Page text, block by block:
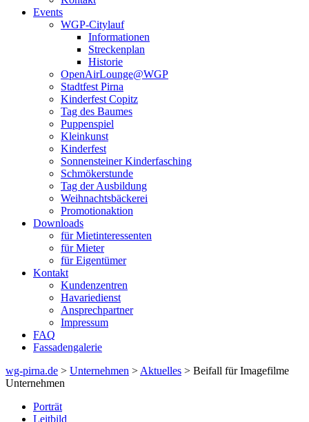
Events
WGP-Citylauf
Informationen
Streckenplan
Historie
OpenAirLounge@WGP
Stadtfest Pirna
Kinderfest Copitz
Tag des Baumes
Puppenspiel
Kleinkunst
Kinderfest
Sonnensteiner Kinderfasching
Schmökerstunde
Tag der Ausbildung
Weihnachtsbäckerei
Promotionaktion
Downloads
für Mietinteressenten
für Mieter
für Eigentümer
Kontakt
Kundenzentren
Havariedienst
Ansprechpartner
Impressum
FAQ
Fassadengalerie
wg-pirna.de > Unternehmen > Aktuelles > Beifall für Imagefilme
Unternehmen
Porträt
Leitbild